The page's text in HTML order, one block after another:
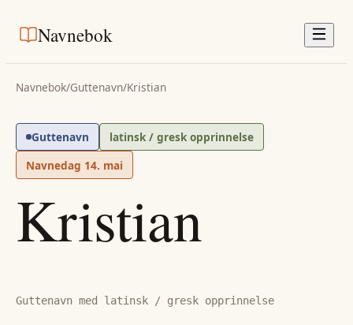
Navnebok
Navnebok/Guttenavn/Kristian
Guttenavn
latinsk / gresk opprinnelse
Navnedag 14. mai
Kristian
Guttenavn med latinsk / gresk opprinnelse